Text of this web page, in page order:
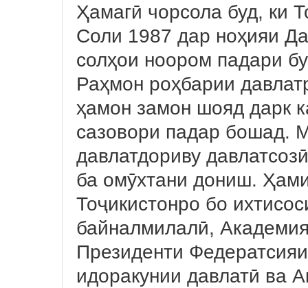
Ҳамагӣ чорсола буд, ки
Соли 1987 дар ноҳияи
солҳои ноором падари
Раҳмон роҳбарии
ҳамон замон шояд дарк
сазовори падар бошад.
давлатдориву
ба омӯхтани дониш.
Тоҷикистонро бо
байналмилалӣ,
Президенти
идоракунии давлатӣ ва